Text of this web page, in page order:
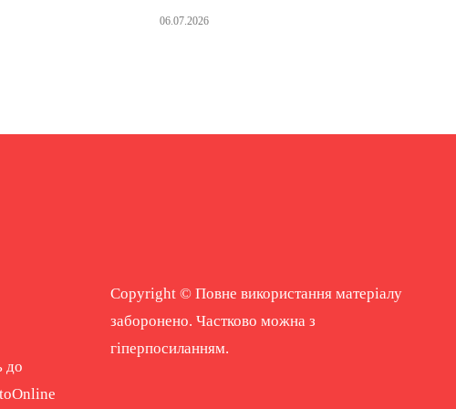
06.07.2026
до
Copyright © Повне використання матеріалу
заборонено. Частково можна з
гіперпосиланням.